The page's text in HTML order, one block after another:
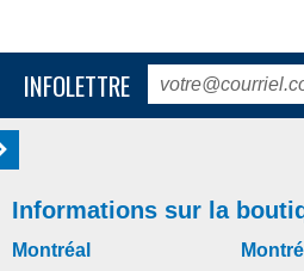
INFOLETTRE
Informations sur la
Montréal